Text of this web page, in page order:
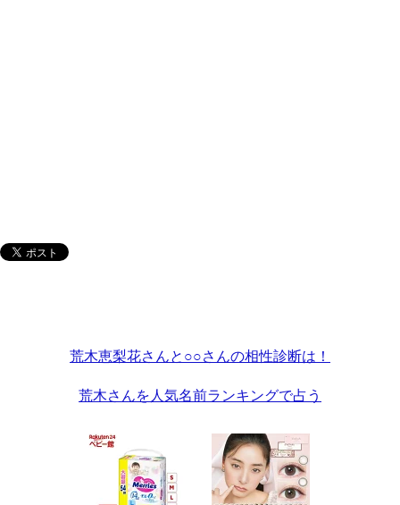
荒木恵梨花さんと○○さんの相性診断は！
荒木さんを人気名前ランキングで占う